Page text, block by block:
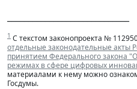
1 С текстом законопроекта №
отдельные законодательные акты
принятием Федерального закона
режимах в сфере цифровых
материалами к нему можно
Госдумы.